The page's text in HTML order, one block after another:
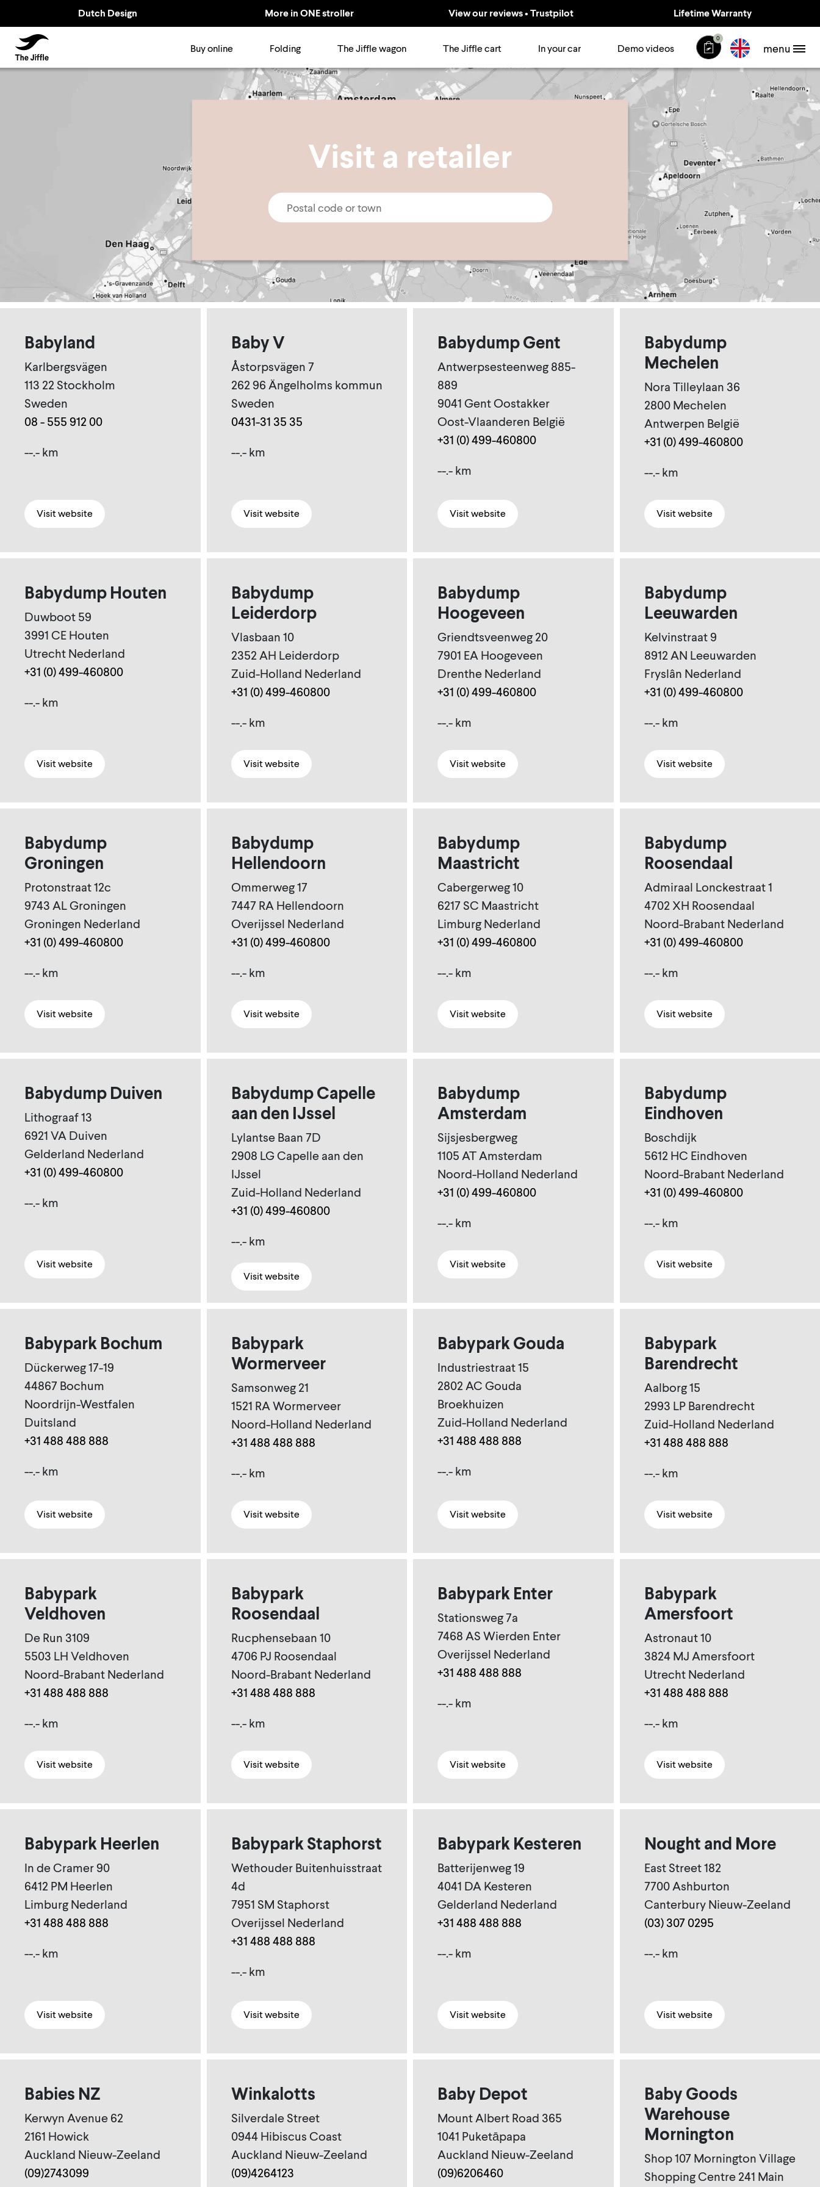
Dutch Design More in ONE stroller View our reviews • Trustpilot Lifetime Warranty
TheJiffle Buy online Folding The Jiffle wagon The Jiffle cart In your car Demo videos
0
menu
Visit a retailer
Babyland
Karlbergsvägen
113 22 Stockholm
Sweden
08 - 555 912 00
--.- km
Visit website
Baby V
Åstorpsvägen 7
262 96 Ängelholms kommun
Sweden
0431-31 35 35
--.- km
Visit website
Babydump Gent
Antwerpsesteenweg 885-
889
9041 Gent Oostakker
Oost-Vlaanderen België
+31 (0) 499-460800
--.- km
Visit website
Babydump
Mechelen
Nora Tilleylaan 36
2800 Mechelen
Antwerpen België
+31 (0) 499-460800
--.- km
Visit website
Babydump Houten
Duwboot 59
3991 CE Houten
Utrecht Nederland
+31 (0) 499-460800
--.- km
Visit website
Babydump
Leiderdorp
Vlasbaan 10
2352 AH Leiderdorp
Zuid-Holland Nederland
+31 (0) 499-460800
--.- km
Visit website
Babydump
Hoogeveen
Griendtsveenweg 20
7901 EA Hoogeveen
Drenthe Nederland
+31 (0) 499-460800
--.- km
Visit website
Babydump
Leeuwarden
Kelvinstraat 9
8912 AN Leeuwarden
Fryslân Nederland
+31 (0) 499-460800
--.- km
Visit website
Babydump
Groningen
Protonstraat 12c
9743 AL Groningen
Groningen Nederland
+31 (0) 499-460800
--.- km
Visit website
Babydump
Hellendoorn
Ommerweg 17
7447 RA Hellendoorn
Overijssel Nederland
+31 (0) 499-460800
--.- km
Visit website
Babydump
Maastricht
Cabergerweg 10
6217 SC Maastricht
Limburg Nederland
+31 (0) 499-460800
--.- km
Visit website
Babydump
Roosendaal
Admiraal Lonckestraat 1
4702 XH Roosendaal
Noord-Brabant Nederland
+31 (0) 499-460800
--.- km
Visit website
Babydump Duiven
Lithograaf 13
6921 VA Duiven
Gelderland Nederland
+31 (0) 499-460800
--.- km
Visit website
Babydump Capelle
aan den IJssel
Lylantse Baan 7D
2908 LG Capelle aan den
IJssel
Zuid-Holland Nederland
+31 (0) 499-460800
--.- km
Visit website
Babydump
Amsterdam
Sijsjesbergweg
1105 AT Amsterdam
Noord-Holland Nederland
+31 (0) 499-460800
--.- km
Visit website
Babydump
Eindhoven
Boschdijk
5612 HC Eindhoven
Noord-Brabant Nederland
+31 (0) 499-460800
--.- km
Visit website
Babypark Bochum
Dückerweg 17-19
44867 Bochum
Noordrijn-Westfalen
Duitsland
+31 488 488 888
--.- km
Visit website
Babypark
Wormerveer
Samsonweg 21
1521 RA Wormerveer
Noord-Holland Nederland
+31 488 488 888
--.- km
Visit website
Babypark Gouda
Industriestraat 15
2802 AC Gouda
Broekhuizen
Zuid-Holland Nederland
+31 488 488 888
--.- km
Visit website
Babypark
Barendrecht
Aalborg 15
2993 LP Barendrecht
Zuid-Holland Nederland
+31 488 488 888
--.- km
Visit website
Babypark
Veldhoven
De Run 3109
5503 LH Veldhoven
Noord-Brabant Nederland
+31 488 488 888
--.- km
Visit website
Babypark
Roosendaal
Rucphensebaan 10
4706 PJ Roosendaal
Noord-Brabant Nederland
+31 488 488 888
--.- km
Visit website
Babypark Enter
Stationsweg 7a
7468 AS Wierden Enter
Overijssel Nederland
+31 488 488 888
--.- km
Visit website
Babypark
Amersfoort
Astronaut 10
3824 MJ Amersfoort
Utrecht Nederland
+31 488 488 888
--.- km
Visit website
Babypark Heerlen
In de Cramer 90
6412 PM Heerlen
Limburg Nederland
+31 488 488 888
--.- km
Visit website
Babypark Staphorst
Wethouder Buitenhuisstraat
4d
7951 SM Staphorst
Overijssel Nederland
+31 488 488 888
--.- km
Visit website
Babypark Kesteren
Batterijenweg 19
4041 DA Kesteren
Gelderland Nederland
+31 488 488 888
--.- km
Visit website
Nought and More
East Street 182
7700 Ashburton
Canterbury Nieuw-Zeeland
(03) 307 0295
--.- km
Visit website
Babies NZ
Kerwyn Avenue 62
2161 Howick
Auckland Nieuw-Zeeland
(09)2743099
Winkalotts
Silverdale Street
0944 Hibiscus Coast
Auckland Nieuw-Zeeland
(09)4264123
Baby Depot
Mount Albert Road 365
1041 Puketāpapa
Auckland Nieuw-Zeeland
(09)6206460
Baby Goods
Warehouse
Mornington
Shop 107 Mornington Village
Shopping Centre 241 Main